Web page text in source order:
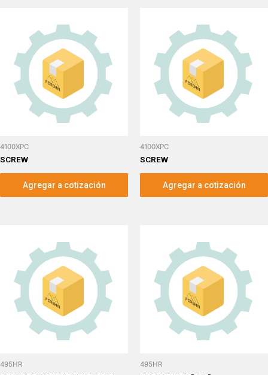
4100XPC
SCREW
Agregar a cotización
4100XPC
SCREW
Agregar a cotización
495HR 495HR